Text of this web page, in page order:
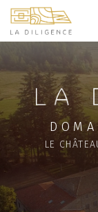
Aller
contenu
LE